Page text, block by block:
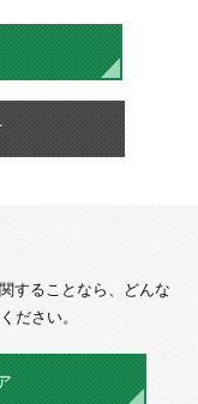
関することなら、
どんな
ださい。